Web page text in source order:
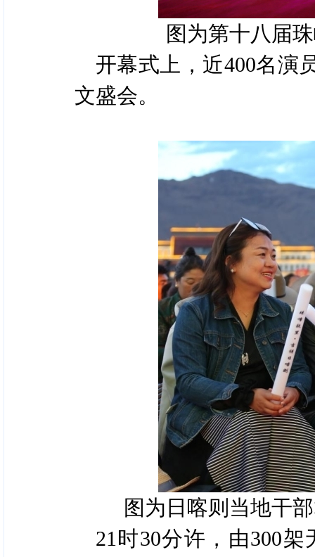
图为第十八届
开幕式上，近400名演
文盛会。
图为日喀则当地干
21时30分许，由300